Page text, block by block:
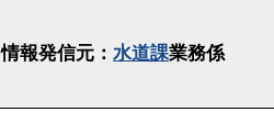
情報発信元： 水道課業務係